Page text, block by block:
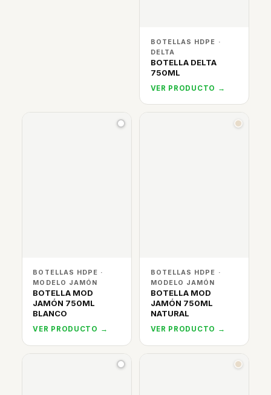
BOTELLAS HDPE ·
DELTA
BOTELLA DELTA
750ML
VER PRODUCTO →
BOTELLAS HDPE ·
MODELO JAMÓN
BOTELLA MOD
JAMÓN 750ML
BLANCO
VER PRODUCTO →
BOTELLAS HDPE ·
MODELO JAMÓN
BOTELLA MOD
JAMÓN 750ML
NATURAL
VER PRODUCTO →